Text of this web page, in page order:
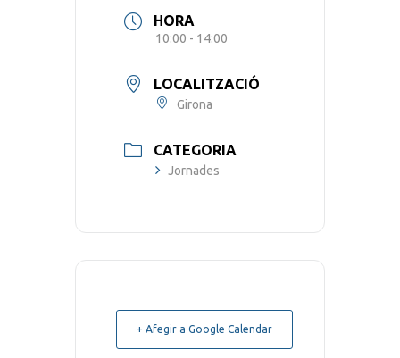
HORA
10:00 - 14:00
LOCALITZACIÓ
Girona
CATEGORIA
Jornades
+ Afegir a Google Calendar